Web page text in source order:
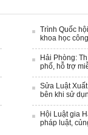
Trình Quốc
khoa học
Hải Phòng:
phố, hỗ trợ
Sửa Luật
bên khi sử
Hội Luật gia
pháp luật,